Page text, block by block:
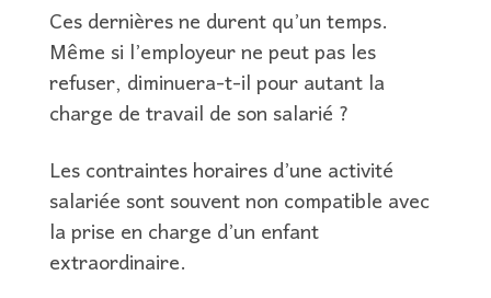
Ces dernières ne durent qu’un temps.
Même si l’employeur ne peut pas les
refuser, diminuera-t-il pour autant la
charge de travail de son salarié ?
Les contraintes horaires d’une activité
salariée sont souvent non compatible avec
la prise en charge d’un enfant
extraordinaire.